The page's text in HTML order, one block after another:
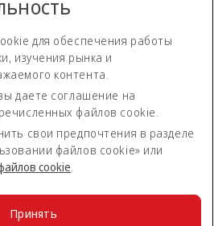
о путешествиях с Эмирейтс.
файлов сookie
для обеспечения работы
изучения рынка и
контента.
даете соглашение на
файлов cookie.
свои предпочтения в разделе
файлов cookie» или
сookie.
Принять